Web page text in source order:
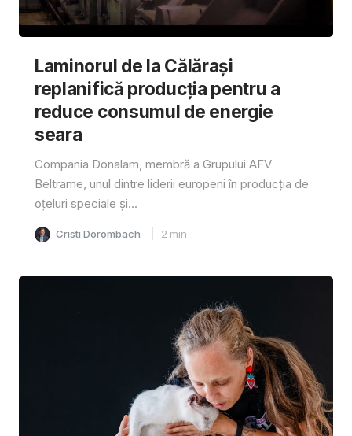
Laminorul de la Călărași
replanifică producția pentru a
reduce consumul de energie
seara
Compania Donalam, membră a Grupului AFV
Beltrame, unul dintre liderii europeni în producția de
oțeluri speciale și...
Cristi Dorombach 2 min